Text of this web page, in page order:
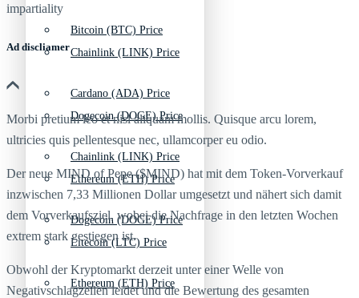
Chainlink (LINK) Price
Dogecoin (DOGE) Price
Ethereum (ETH) Price
Litecoin (LTC) Price
Bitcoin (BTC) Price
Cardano (ADA) Price
Chainlink (LINK) Price
Dogecoin (DOGE) Price
Ethereum (ETH) Price
impartiality
Ad discliamer
Morbi pretium leo et nisl aliquam mollis. Quisque arcu lorem,
ultricies quis pellentesque nec, ullamcorper eu odio.
Der neue MIND of Pepe ($MIND) hat mit dem Token-Vorverkauf
inzwischen 7,33 Millionen Dollar umgesetzt und nähert sich damit
dem Vorverkaufsziel, wobei die Nachfrage in den letzten Wochen
extrem stark gestiegen ist.
Obwohl der Kryptomarkt derzeit unter einer Welle von
Negativschlagzeilen leidet und die Bewertung des gesamten